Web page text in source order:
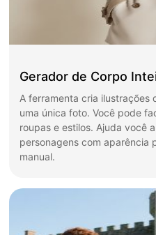
Gerador de Corpo
A ferramenta cria
uma única foto. Você pode
roupas e estilos. Ajuda você
personagens com aparência
manual.